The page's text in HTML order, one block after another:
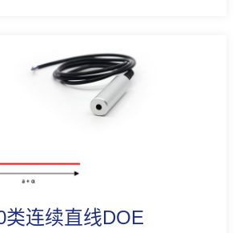
类连续直线DOE